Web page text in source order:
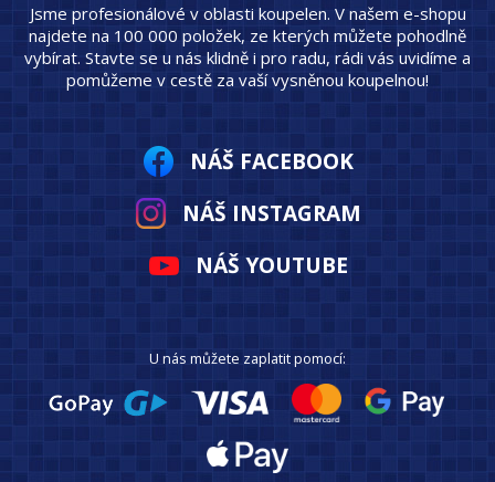
Jsme profesionálové v oblasti koupelen. V našem e-shopu
najdete na 100 000 položek, ze kterých můžete pohodlně
vybírat. Stavte se u nás klidně i pro radu, rádi vás uvidíme a
pomůžeme v cestě za vaší vysněnou koupelnou!
NÁŠ FACEBOOK
NÁŠ INSTAGRAM
NÁŠ YOUTUBE
U nás můžete zaplatit pomocí: